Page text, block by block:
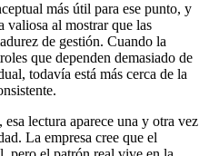
más útil para ese punto, y
valiosa al mostrar que las
de gestión. Cuando la
que dependen demasiado de
todavía está más cerca de la
lectura aparece una y otra vez
La empresa cree que el